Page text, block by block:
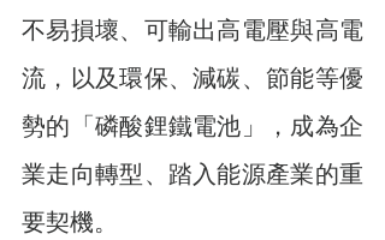
不易損壞、可輸出高電壓與高電
流，以及環保、減碳、節能等優
勢的「磷酸鋰鐵電池」，成為企
業走向轉型、踏入能源產業的重
要契機。